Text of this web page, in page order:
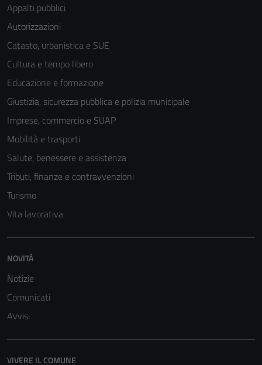
Appalti pubblici
Autorizzazioni
Catasto, urbanistica e SUE
Cultura e tempo libero
Educazione e formazione
Giustizia, sicurezza pubblica e polizia municipale
Imprese, commercio e SUAP
Mobilità e trasporti
Salute, benessere e assistenza
Tributi, finanze e contravvenzioni
Turismo
Vita lavorativa
NOVITÀ
Notizie
Comunicati
Avvisi
VIVERE IL COMUNE